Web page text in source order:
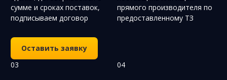
сумме и сроках поставок,
подписываем договор
Оставить заявку
прямого производителя по
предоставленному ТЗ
03 04